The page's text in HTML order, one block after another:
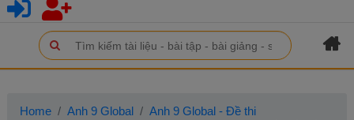
Home Anh 9 Global
Anh 9 Global - Đề thi